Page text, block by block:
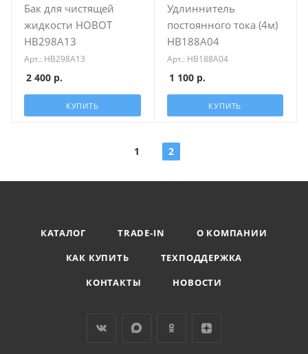
Бак для чистящей
жидкости HOBOT
HB298A13
Арт.: HB298A13
2 400 р.
КУПИТЬ
Удлиннитель
постоянного тока (4м)
HB188A04
Арт.: HB188A04
1 100р.
КУПИТЬ
1 2
КАТАЛОГ TRADE-IN
О КОМПАНИИ
КАК КУПИТЬ
ТЕХПОДДЕРЖКА
КОНТАКТЫ
НОВОСТИ